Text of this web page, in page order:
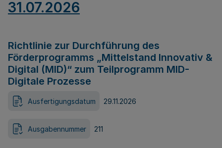
31.07.2026
Richtlinie zur Durchführung des
Förderprogramms „Mittelstand Innovativ &
Digital (MID)“ zum Teilprogramm MID-
Digitale Prozesse
Ausfertigungsdatum 29.11.2026
Ausgabennummer 211